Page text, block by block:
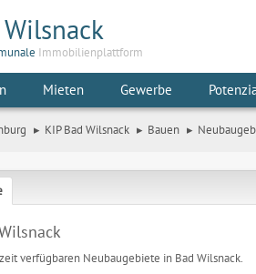
Immobilienplattform
Mieten Gewerbe
KIP Bad Wilsnack Bauen
verfügbaren Neubaugebiete in Bad Wilsnack.